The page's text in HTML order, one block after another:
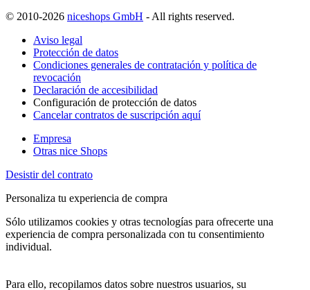
© 2010-2026 niceshops GmbH - All rights reserved.
Aviso legal
Protección de datos
Condiciones generales de contratación y política de
revocación
Declaración de accesibilidad
Configuración de protección de datos
Cancelar contratos de suscripción aquí
Empresa
Otras nice Shops
Desistir del contrato
Personaliza tu experiencia de compra
Sólo utilizamos cookies y otras tecnologías para ofrecerte una
experiencia de compra personalizada con tu consentimiento
individual.
Para ello, recopilamos datos sobre nuestros usuarios, su